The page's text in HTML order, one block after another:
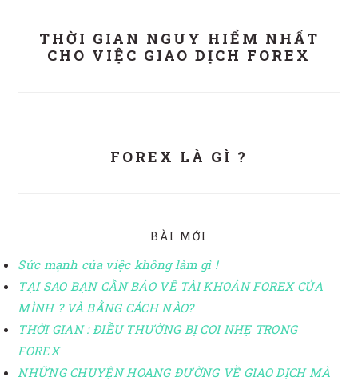
THỜI GIAN NGUY HIỂM NHẤT
CHO VIỆC GIAO DỊCH FOREX
FOREX LÀ GÌ ?
BÀI MỚI
Sức mạnh của việc không làm gì !
TẠI SAO BẠN CẦN BẢO VÊ TÀI KHOẢN FOREX CỦA
MÌNH ? VÀ BẰNG CÁCH NÀO?
THỜI GIAN : ĐIỀU THƯỜNG BỊ COI NHẸ TRONG
FOREX
NHỮNG CHUYỆN HOANG ĐƯỜNG VỀ GIAO DỊCH MÀ